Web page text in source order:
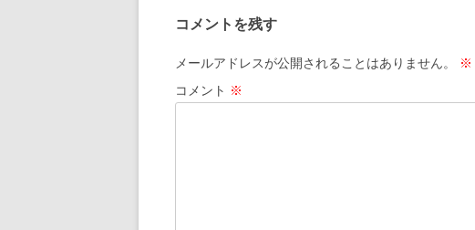
ゲ
ー
シ
コメントを残す
メールアドレスが公開されることはありません。 ※
コメント ※